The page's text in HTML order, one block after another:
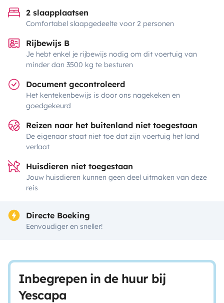
2 slaapplaatsen
Comfortabel slaapgedeelte voor 2 personen
Rijbewijs B
Je hebt enkel je rijbewijs nodig om dit voertuig van
minder dan 3500 kg te besturen
Document gecontroleerd
Het kentekenbewijs is door ons nagekeken en
goedgekeurd
Reizen naar het buitenland niet toegestaan
De eigenaar staat niet toe dat zijn voertuig het land
verlaat
Huisdieren niet toegestaan
Jouw huisdieren kunnen geen deel uitmaken van deze
reis
Directe Boeking
Eenvoudiger en sneller!
Inbegrepen in de huur bij
Yescapa